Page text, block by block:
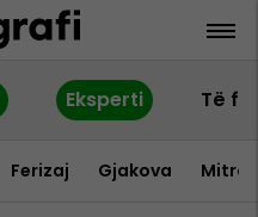
Eksperti Të
Ferizaj Gjakova